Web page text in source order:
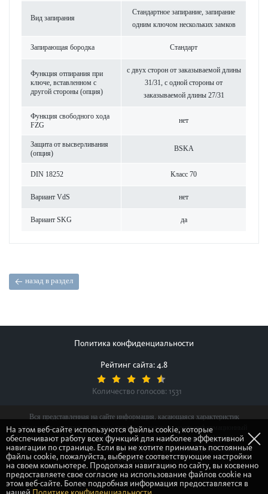
Вид запирания
Стандартное запирание, запирание
одним ключом нес­кольких замков
Запи­рающая бор­одка Стандарт
Функция отпирания при
ключе, встав­ленном с
другой стороны (опция)
с двух сторон от заказываемой длины
31/31, с одной стороны от
заказываемой длины 27/31
Функция свободного хода
FZG
нет
Защита от высверливания
(опция)
BSKA
DIN 18252 Класс 70
Вар­иант VdS нет
Вар­иант SKG да
назад в раздел
Политика конфиденциальности
Рейтинг сайта: 4.8
Количество голосов: 1531
Вся представленная на сайте информация, касающаяся характеристик
продуктов, наличия на складе, стоимости товаров, носит информационный
характер и ни при каких условиях не является публичной офертой,
определяемой положениями Статьи 437(2) Гражданского кодекса Российской
Федерации.
© Gretsch-Unitas group
На этом веб-сайте используются файлы cookie, которые
обеспечивают работу всех функций для наиболее эффективной
навигации по странице. Если вы не хотите принимать постоянные
файлы cookie, пожалуйста, выберите соответствующие настройки
на своем компьютере. Продолжая навигацию по сайту, вы косвенно
предоставляете свое согласие на использование файлов cookie на
этом веб-сайте. Более подробная информация предоставляется в